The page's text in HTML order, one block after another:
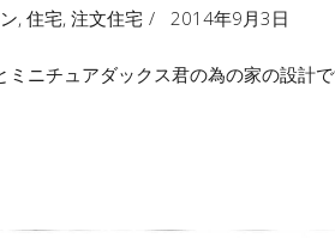
, 住宅, 注文住宅 2014年9月3日
ニチュアダックス君の為の家の設計で